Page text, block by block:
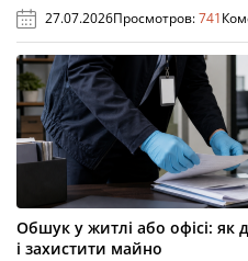
27.07.2026Просмотров:741
Обшук у житлі або офісі: як
і захистити майно